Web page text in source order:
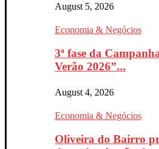
August 5, 2026
Economia & Negócios
3ª fase da
Verão 2026”...
August 4, 2026
Economia & Negócios
Oliveira do Bairro